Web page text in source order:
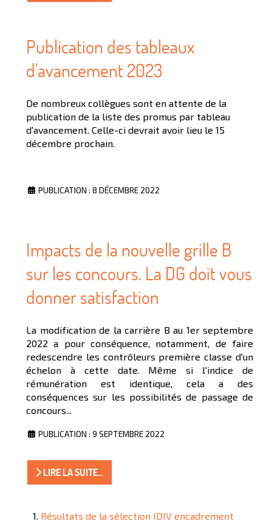
Publication des tableaux
d'avancement 2023
De nombreux collègues sont en attente de la
publication de la liste des promus par tableau
d'avancement. Celle-ci devrait avoir lieu le 15
décembre prochain.
PUBLICATION : 8 DÉCEMBRE 2022
Impacts de la nouvelle grille B
sur les concours. La DG doit vous
donner satisfaction
La modification de la carrière B au 1er septembre
2022 a pour conséquence, notamment, de faire
redescendre les contrôleurs première classe d'un
échelon à cette date. Même si l'indice de
rémunération est identique, cela a des
conséquences sur les possibilités de passage de
concours...
PUBLICATION : 9 SEPTEMBRE 2022
LIRE LA SUITE...
Résultats de la sélection IDIV encadrement